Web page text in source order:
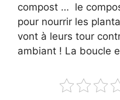
compost … le
pour nourrir les
vont à leurs tour
ambiant ! La boucle